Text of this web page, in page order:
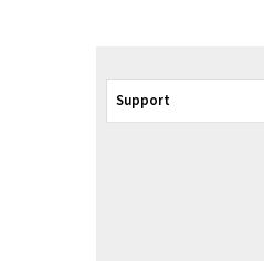
Support